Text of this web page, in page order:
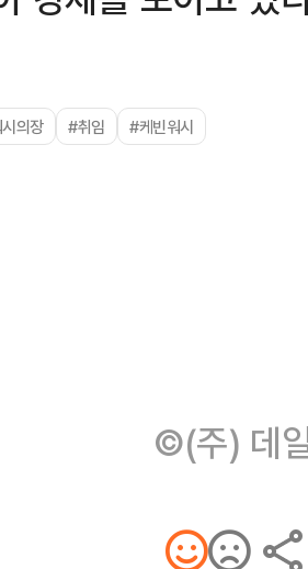
의장 #취임 #케빈워시
©(주) 데